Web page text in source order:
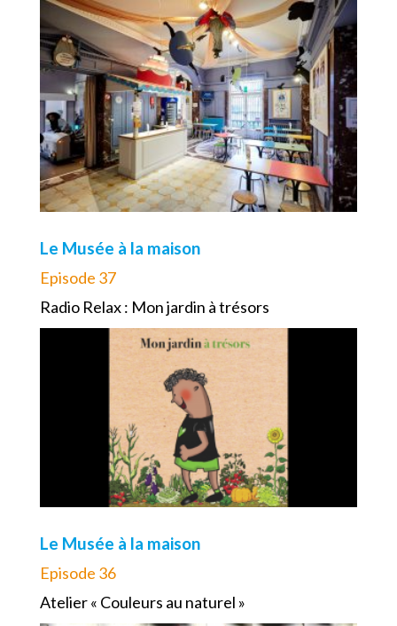
Le Musée à la maison
Episode 37
Radio Relax : Mon jardin à trésors
Le Musée à la maison
Episode 36
Atelier « Couleurs au naturel »